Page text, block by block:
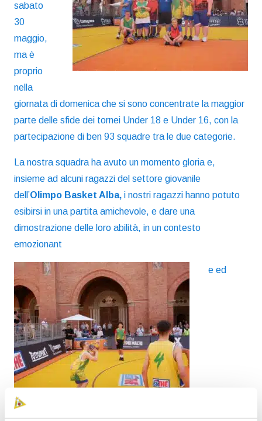
sabato
30
maggio,
ma è
proprio
nella
giornata di domenica che si sono concentrate la maggior
parte delle sfide dei tornei Under 18 e Under 16, con la
partecipazione di ben 93 squadre tra le due categorie.
La nostra squadra ha avuto un momento gloria e,
insieme ad alcuni ragazzi del settore giovanile
dell’Olimpo Basket Alba, i nostri ragazzi hanno potuto
esibirsi in una partita amichevole, e dare una
dimostrazione delle loro abilità, in un contesto
emozionant
e ed